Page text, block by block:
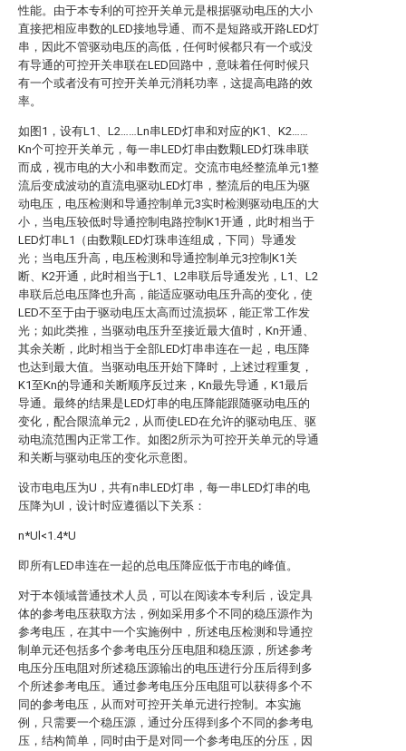
性能。由于本专利的可控开关单元是根据驱动电压的大小
直接把相应串数的LED接地导通、而不是短路或开路LED灯
串，因此不管驱动电压的高低，任何时候都只有一个或没
有导通的可控开关串联在LED回路中，意味着任何时候只
有一个或者没有可控开关单元消耗功率，这提高电路的效
率。
如图1，设有L1、L2……Ln串LED灯串和对应的K1、K2……
Kn个可控开关单元，每一串LED灯串由数颗LED灯珠串联
而成，视市电的大小和串数而定。交流市电经整流单元1整
流后变成波动的直流电驱动LED灯串，整流后的电压为驱
动电压，电压检测和导通控制单元3实时检测驱动电压的大
小，当电压较低时导通控制电路控制K1开通，此时相当于
LED灯串L1（由数颗LED灯珠串连组成，下同）导通发
光；当电压升高，电压检测和导通控制单元3控制K1关
断、K2开通，此时相当于L1、L2串联后导通发光，L1、L2
串联后总电压降也升高，能适应驱动电压升高的变化，使
LED不至于由于驱动电压太高而过流损坏，能正常工作发
光；如此类推，当驱动电压升至接近最大值时，Kn开通、
其余关断，此时相当于全部LED灯串串连在一起，电压降
也达到最大值。当驱动电压开始下降时，上述过程重复，
K1至Kn的导通和关断顺序反过来，Kn最先导通，K1最后
导通。最终的结果是LED灯串的电压降能跟随驱动电压的
变化，配合限流单元2，从而使LED在允许的驱动电压、驱
动电流范围内正常工作。如图2所示为可控开关单元的导通
和关断与驱动电压的变化示意图。
设市电电压为U，共有n串LED灯串，每一串LED灯串的电
压降为Ul，设计时应遵循以下关系：
n*Ul<1.4*U
即所有LED串连在一起的总电压降应低于市电的峰值。
对于本领域普通技术人员，可以在阅读本专利后，设定具
体的参考电压获取方法，例如采用多个不同的稳压源作为
参考电压，在其中一个实施例中，所述电压检测和导通控
制单元还包括多个参考电压分压电阻和稳压源，所述参考
电压分压电阻对所述稳压源输出的电压进行分压后得到多
个所述参考电压。通过参考电压分压电阻可以获得多个不
同的参考电压，从而对可控开关单元进行控制。本实施
例，只需要一个稳压源，通过分压得到多个不同的参考电
压，结构简单，同时由于是对同一个参考电压的分压，因